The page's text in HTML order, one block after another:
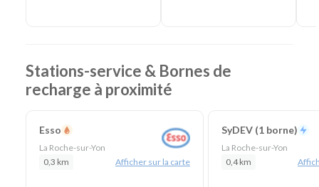
Stations-service & Bornes de
recharge à proximité
Esso
La Roche-sur-Yon
0,3 km
Afficher sur la carte
SyDEV (1 borne)
La Roche-sur-Yon
0,4 km